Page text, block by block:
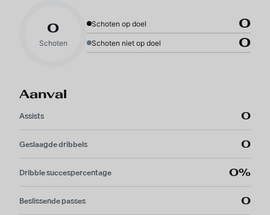
0
Schoten
Schoten op doel 0
Schoten niet op doel 0
Aanval
Assists 0
Geslaagde dribbels 0
Dribble succespercentage 0%
Beslissende passes 0